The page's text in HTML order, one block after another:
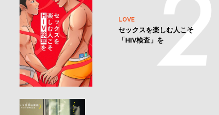
LOVE
セックスを楽しむ人こそ
「HIV検査」を